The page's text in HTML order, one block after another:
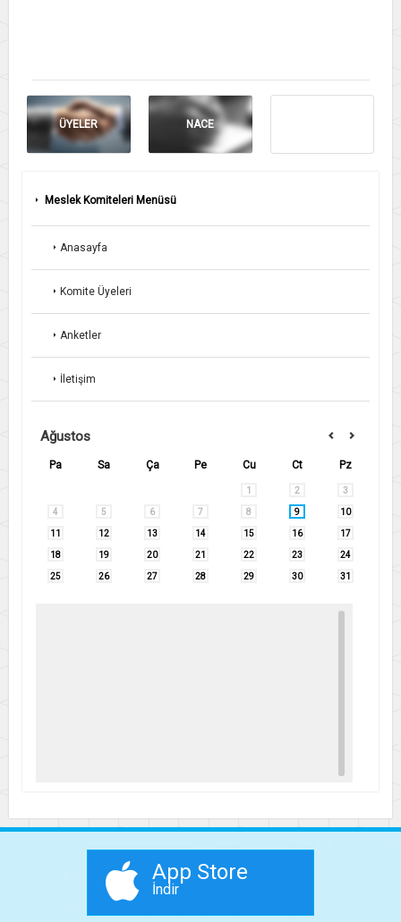
ÜYELER NACE
Meslek Komiteleri Menüsü
Anasayfa
Komite Üyeleri
Anketler
İletişim
Ağustos
Pa Sa Ça Pe Cu Ct Pz
1 2 3
4 5 6 7 8 9 10
11 12 13 14 15 16 17
18 19 20 21 22 23 24
25 26 27 28 29 30 31
App Store
İndir